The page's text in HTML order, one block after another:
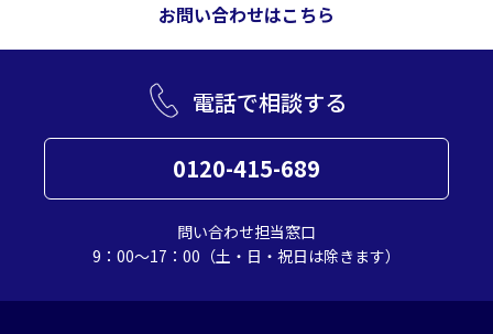
お問い合わせはこちら
電話で相談する
0120-415-689
問い合わせ担当窓口
9：00～17：00（土・日・祝日は除きます）